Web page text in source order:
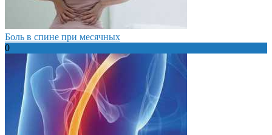
Боль в спине при месячных
0